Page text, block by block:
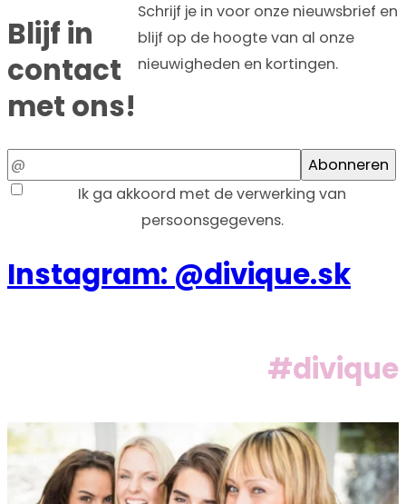
Blijf in
contact
met ons!
Schrijf je in voor onze nieuwsbrief en
blijf op de hoogte van al onze
nieuwigheden en kortingen.
Email
Abonneren
Ik ga akkoord met de verwerking van
persoonsgegevens.
Instagram: @divique.sk
#divique